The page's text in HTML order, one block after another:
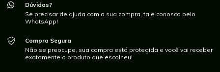
Dúvidas?
Se precisar de ajuda com a sua compra, fale conosco pelo
WhatsApp!
Compra Segura
Não se preocupe, sua compra está protegida e você vai receber
exatamente o produto que escolheu!